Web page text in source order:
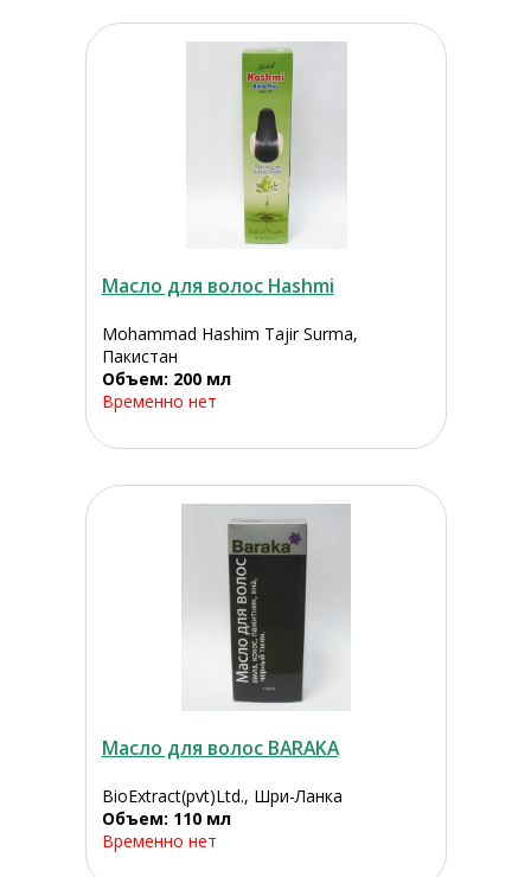
Масло для волос Hashmi
Mohammad Hashim Tajir Surma,
Пакистан
Объем: 200 мл
Временно нет
Масло для волос BARAKA
BioExtract(pvt)Ltd., Шри-Ланка
Объем: 110 мл
Временно нет